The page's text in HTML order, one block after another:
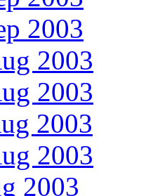
2003
2003
2003
2003
2003
2003